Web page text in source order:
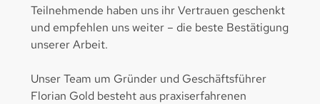
Teilnehmende haben uns ihr Vertrauen geschenkt
und empfehlen uns weiter – die beste Bestätigung
unserer Arbeit.
Unser Team um Gründer und Geschäftsführer
Florian Gold besteht aus praxiserfahrenen